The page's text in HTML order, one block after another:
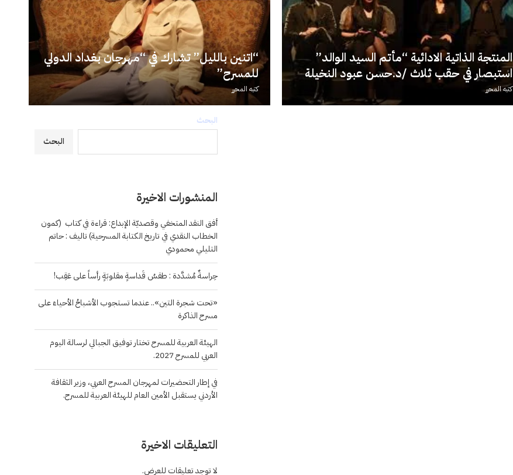
المنتجة الذاتية الادائية “مأتم السيد الوالد”
استبصار في حقب ثلاث /د.حسن عبود النخيلة
كتبهالمحرر
“اتنين بالليل” تشارك في “مهرجان بغداد الدولي
للمسرح”
كتبه المحرر
البحث
البحث
المنشورات الاخيرة
أفق النقد المتخفي وقصديّة الإبداع: قراءة في كتاب (كمون
الخطاب النقدي في تاريخ الكتابة المسرحية) تاليف : حاتم
التليلي محمودي
حِراسةٌ مُشدَّدة : طقسُ قَداسةٍ مقلوبَةٍ رأساً على عَقِب!
«تحت شجرة التين».. عندما تستجوب الأشباحُ الأحياءَ على
مسرح الذاكرة
الهيئة العربية للمسرح تختار توفيق الجبالي لرسالة اليوم
العربي للمسرح 2027.
في إطار التحضيرات لمهرجان المسرح العربي، وزير الثقافة
الأردني يستقبل الأمين العام للهيئة العربية للمسرح.
التعليقات الاخيرة
لا توجد تعليقات للعرض.